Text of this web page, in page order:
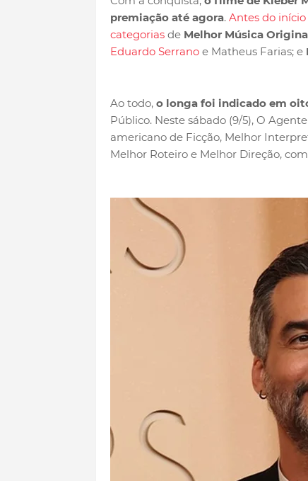
premiação até agora. Antes do
categoriasde Melhor Música
Eduardo Serranoe Matheus Farias; e
Ao todo, o longa foi indicado em
Público. Neste sábado (9/5), O
americano de Ficção, Melhor
Melhor Roteiro e Melhor Direção,